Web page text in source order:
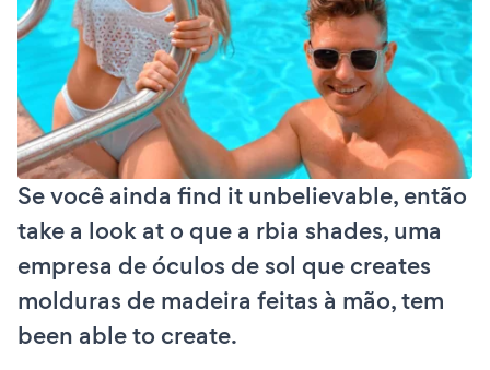
Se você ainda find it unbelievable, então
take a look at o que a rbia shades, uma
empresa de óculos de sol que creates
molduras de madeira feitas à mão, tem
been able to create.